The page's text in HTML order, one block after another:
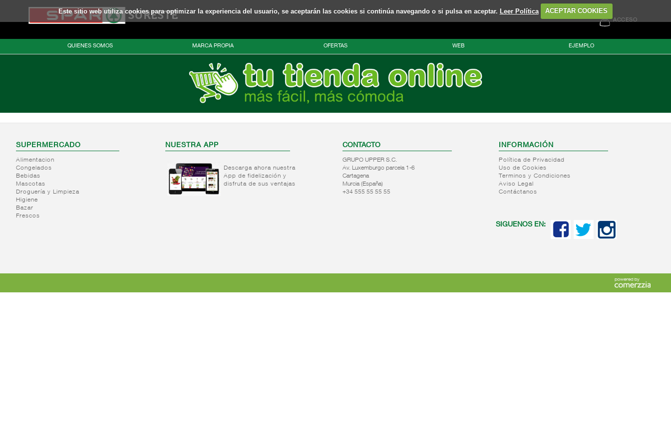
Este sitio web utiliza cookies para optimizar la experiencia del usuario, se aceptarán las cookies si continúa navegando o si pulsa en aceptar. Leer Política ACEPTAR COOKIES
ACCESO
QUIENES SOMOS MARCA PROPIA OFERTAS WEB EJEMPLO
SUPERMERCADO
Alimentacion
Congelados
Bebidas
Mascotas
Droguería y Limpieza
Higiene
Bazar
Frescos
NUESTRA APP
Descarga ahora nuestra
App de fidelización y
disfruta de sus ventajas
CONTACTO
GRUPO UPPER S.C.
Av. Luxemburgo parcela 1-6
Cartagena
Murcia (España)
+34 555 55 55 55
INFORMACIÓN
Política de Privacidad
Uso de Cookies
Terminos y Condiciones
Aviso Legal
Contáctanos
SIGUENOS EN: